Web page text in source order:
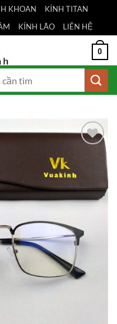
KHOAN
KÍNH TITAN
KÍNH LÃO LIÊN HỆ
0